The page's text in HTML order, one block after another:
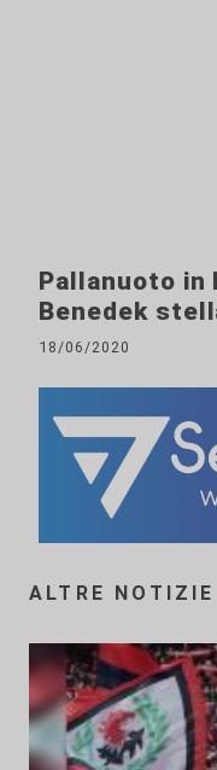
Pallanuoto
Benedek
18/06/2020
ALTRE NOTIZIE